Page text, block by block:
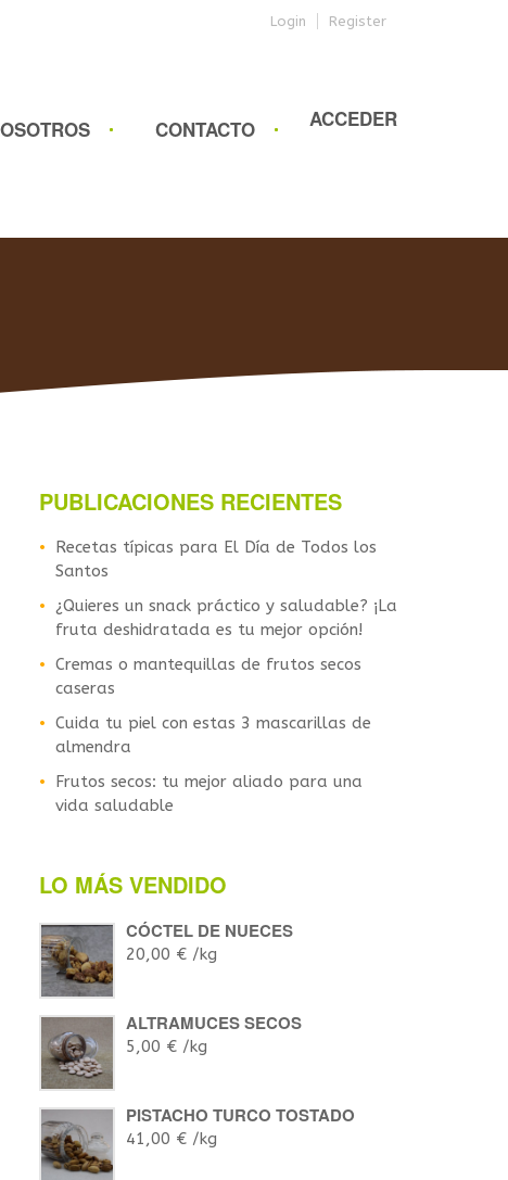
Login Register
CONTACTO ACCEDER
PUBLICACIONES RECIENTES
Recetas típicas para El Día de Todos los
Santos
¿Quieres un snack práctico y saludable? ¡La
fruta deshidratada es tu mejor opción!
Cremas o mantequillas de frutos secos
caseras
Cuida tu piel con estas 3 mascarillas de
almendra
Frutos secos: tu mejor aliado para una
vida saludable
LO MÁS VENDIDO
CÓCTEL DE NUECES
20,00 € /kg
ALTRAMUCES SECOS
5,00 € /kg
PISTACHO TURCO TOSTADO
41,00 € /kg